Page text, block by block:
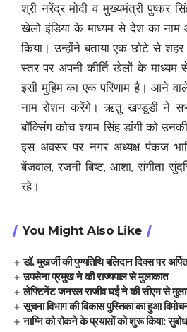
श्री नरेंद्र मोदी व मुख्यमंत्री पुष्कर
खेलो इंडिया के माध्यम से देश का
किया। उन्होंने बताया एक छोटे से
स्तर पर अपनी कीर्ति खेलों के माध्यम
इसी मुहिम का एक परिणाम है। आने
नाम रोशन करेंगे। ऋतु खण्डूडी ने
बॉक्सिंग कोच श्याम सिंह डांगी को
इस अवसर पर नगर अध्यक्ष पंकज
बेंजवाल, रजनी बिष्ट, आशा, संगीता
रहे।
You Might Also Like
डॉ. मुखर्जी की पुण्यतिथि बलिदान दिवस पर
उपसेना प्रमुख ने की राज्यपाल से मुलाकात
लेफ्टिनेंट जनरल राजीव घई ने की सीएम से
सूचना विभाग की विकास पुस्तिका का हुआ
नाग्नि को रोकने के प्रयासों को शुरू किया: